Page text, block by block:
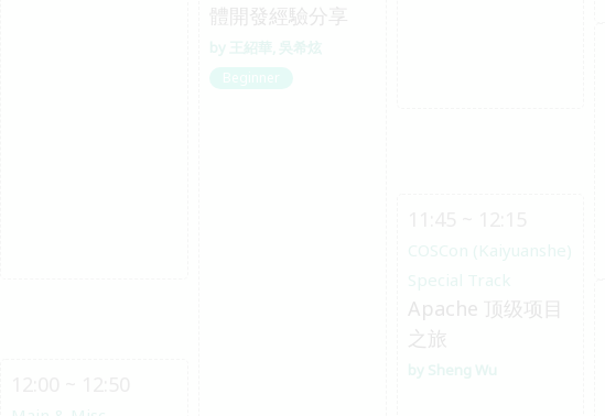
體開發經驗分享
王紹華 吳希炫
Beginner
COSCon (Kaiyuanshe)
Special Track
Apache 顶级项目
之旅
Sheng Wu